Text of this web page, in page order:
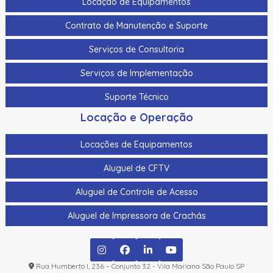
Laminado Datacard Duragard Optigram - “Utopia”
Registrado - 1,0 Mil
Laminado Datacard Duragard Optigram, 0,6 Mil,
“Geometric Curves”
Laminado Datacard Duragard Optigram, 1,0 Mil, “Genuine
Laminado Datacard Duragard Optigram, 1,0 Mil, “Secure
Laminado Datacard Duragard Optiselect - “Secure
Laminado Datacard Duragard Optiselect, 0,6 Mil,
“Authorized Personnel”
Laminado Datacard Duragard Optiselect, 1,0 Mil, “Secure
Laminado Datacard Duragard OptiSelect™ - 0,6 Mil, “First
Contrato de Manutenção e Suporte
Serviços de Consultoria
Serviços de Implementação
Suporte Técnico
Locação e Operação
Locações de Equipamentos
Aluguel de CFTV
Aluguel de Controle de Acesso
Aluguel de Impressora de Crachás
Rua Humberto I, 236 – Conjunto 32 - Vila Mariana São Paulo SP